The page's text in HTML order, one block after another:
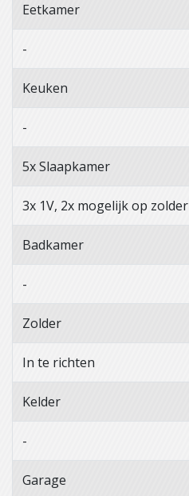
Eetkamer
-
Keuken
-
5x Slaapkamer
3x 1V, 2x mogelijk op zolder
Badkamer
-
Zolder
In te richten
Kelder
-
Garage